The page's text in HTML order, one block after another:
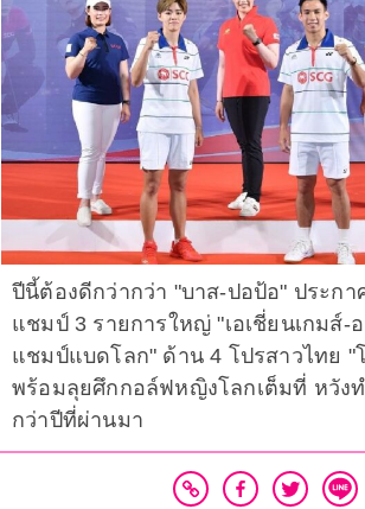
ปีนี้ต้องดีกว่ากว่า "บาส-ปอป้อ" ประกา
แชมป์ 3 รายการใหญ่ "เอเชี่ยนเกมส์-
แชมป์แบดโลก" ด้าน 4 โปรสาวไทย "
พร้อมลุยศึกกอล์ฟหญิงโลกเต็มที่ หวัง
กว่าปีที่ผ่านมา